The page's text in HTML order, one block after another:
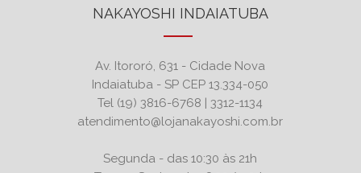
NAKAYOSHI INDAIATUBA
Av. Itororó, 631 - Cidade Nova
Indaiatuba - SP CEP 13.334-050
Tel (19) 3816-6768 | 3312-1134
atendimento@lojanakayoshi.com.br
Segunda - das 10:30 às 21h